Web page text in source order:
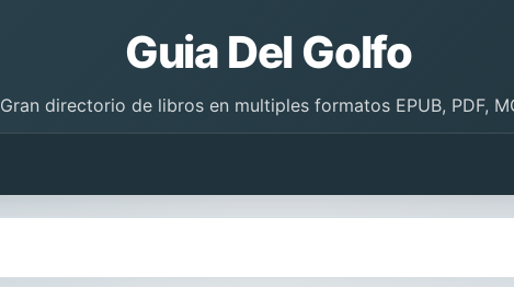
Guia Del Golfo
Gran directorio de libros en multiples formatos EPUB, PDF,